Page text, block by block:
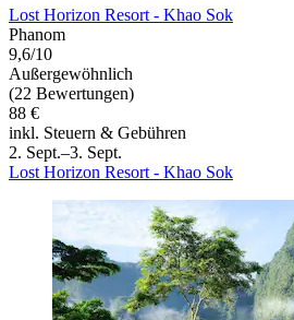
Lost Horizon Resort - Khao Sok
Phanom
9,6/10
Außergewöhnlich
(22 Bewertungen)
88 €
inkl. Steuern & Gebühren
2. Sept.–3. Sept.
Lost Horizon Resort - Khao Sok